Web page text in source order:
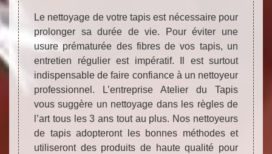
Le nettoyage de votre tapis est nécessaire pour
prolonger sa durée de vie. Pour éviter une
usure prématurée des fibres de vos tapis, un
entretien régulier est impératif. Il est surtout
indispensable de faire confiance à un nettoyeur
professionnel. L’entreprise Atelier du Tapis
vous suggère un nettoyage dans les règles de
l’art tous les 3 ans tout au plus. Nos nettoyeurs
de tapis adopteront les bonnes méthodes et
utiliseront des produits de haute qualité pour